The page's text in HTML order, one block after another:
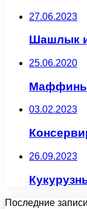
27.06.2023
Шашлык
25.06.2020
Маффины
03.02.2023
26.09.2023
Последние записи